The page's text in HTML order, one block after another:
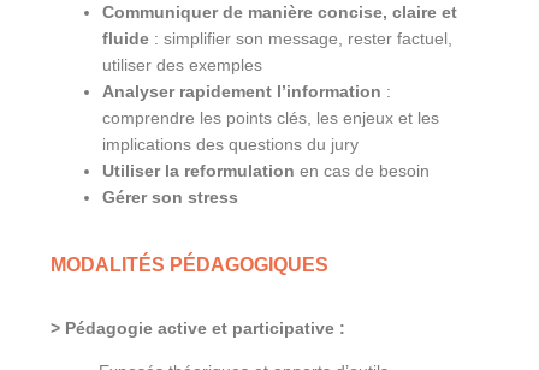
Communiquer de manière concise, claire et
fluide : simplifier son message, rester factuel,
utiliser des exemples
Analyser rapidement l’information :
comprendre les points clés, les enjeux et les
implications des questions du jury
Utiliser la reformulation en cas de besoin
Gérer son stress
MODALITÉS PÉDAGOGIQUES
> Pédagogie active et participative :